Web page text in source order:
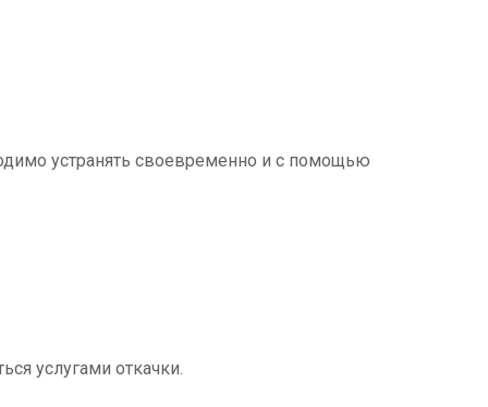
устранять своевременно и с помощью
услугами откачки.